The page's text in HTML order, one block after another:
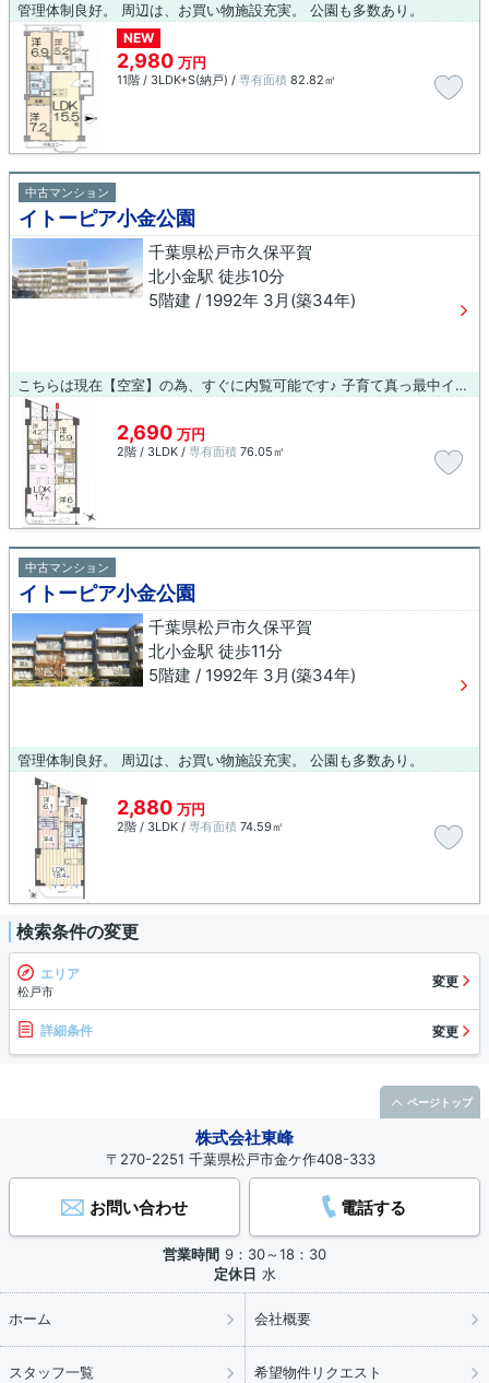
管理体制良好。 周辺は、お買い物施設充実。 公園も多数あり。
NEW
2,980 万円
11階 / 3LDK+S(納戸) / 専有面積 82.82㎡
中古マンション
イトーピア小金公園
千葉県松戸市久保平賀
北小金駅 徒歩10分
5階建 / 1992年 3月(築34年)
こちらは現在【空室】の為、すぐに内覧可能です♪ 子育て真っ最中イクメンパパによる、子育てお悩み相談付きツアーも開催中。 お気軽にお申し出くださいね。 株式会社東峰は「お一人お一人の『人生という名の物語』に 登場させて頂く事に感謝し、 『あなたに出会えて良かったと言っていただける』サービスを致します」 予約のお電話はこちらへ↓ TEL：047－710-7016 ☆☆☆大歓迎致します☆☆☆ ・まずは相談だけ◎ ・物件の情報が欲しい◎ ・自宅を売却して住み替えをしたい◎ ・住みたい土地がある◎ ・小学校を変更したくない◎ ・住宅ローンがいくら組めるのか知りたい◎ ・他にもローンがあるのだけれど。。。◎ ・家族に言えない借り入れがある。。。◎(秘密厳守します!!) ・たくさんの物件を案内して欲しい◎ ・平日に案内して欲しい◎ ・物件見学に行くのに自宅まで迎えに来てほしい◎ ・スタッフに会いたい(笑)◎ ☆☆☆KIDSスペース有ります☆☆☆ お子様が退屈しないように、おもちゃや塗り絵、ジュースのご用意がございます◎ ぜひご家族でご来店下さい！
2,690 万円
2階 / 3LDK / 専有面積 76.05㎡
中古マンション
イトーピア小金公園
千葉県松戸市久保平賀
北小金駅 徒歩11分
5階建 / 1992年 3月(築34年)
管理体制良好。 周辺は、お買い物施設充実。 公園も多数あり。
2,880 万円
2階 / 3LDK / 専有面積 74.59㎡
検索条件の変更
エリア
松戸市
変更
詳細条件 変更
株式会社東峰
〒270-2251 千葉県松戸市金ケ作408-333
お問い合わせ 電話する
営業時間 9：30～18：30
定休日 水
ホーム 会社概要
スタッフ一覧 希望物件リクエスト
ページトップ